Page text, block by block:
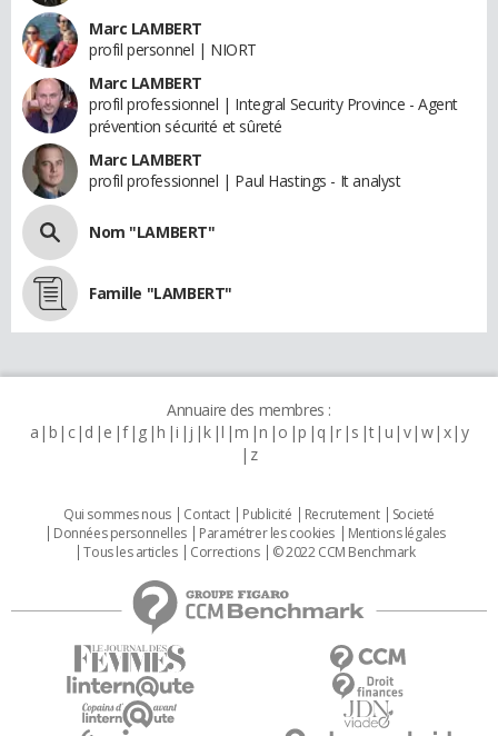
Marc LAMBERT
profil personnel | NIORT
Marc LAMBERT
profil professionnel | Integral Security Province - Agent
prévention sécurité et sûreté
Marc LAMBERT
profil professionnel | Paul Hastings - It analyst
Nom "LAMBERT"
Famille "LAMBERT"
Annuaire des membres :
a b c d e f g h i j k l m n o p q r s t u v w x y
z
Qui sommes nous Contact Publicité Recrutement
Societé
Données personnelles
Paramétrer les cookies
Mentions légales
Tous les articles
Corrections © 2022 CCM Benchmark